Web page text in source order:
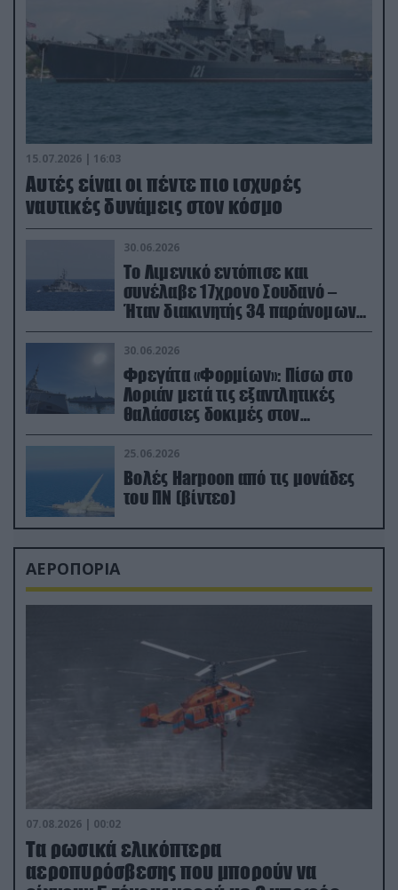
15.07.2026 | 16:03
Aυτές είναι οι πέντε πιο ισχυρές
ναυτικές δυνάμεις στον κόσμο
30.06.2026
Το Λιμενικό εντόπισε και
συνέλαβε 17χρονο Σουδανό –
Ήταν διακινητής 34 παράνομων
μεταναστών
30.06.2026
Φρεγάτα «Φορμίων»: Πίσω στο
Λοριάν μετά τις εξαντλητικές
θαλάσσιες δοκιμές στον
απαιτητικό Βισκαϊκό
25.06.2026
Βολές Harpoon από τις μονάδες
του ΠΝ (βίντεο)
ΑΕΡΟΠΟΡΙΑ
07.08.2026 | 00:02
Τα ρωσικά ελικόπτερα
αεροπυρόσβεσης που μπορούν να